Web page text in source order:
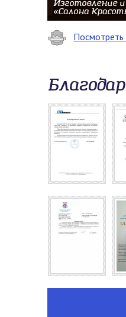
Изготовление
«Салона
Посмотреть